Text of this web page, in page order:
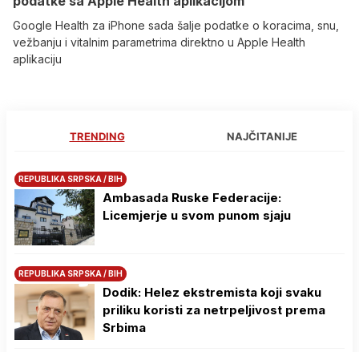
Google Health za iPhone sada šalje podatke o koracima, snu,
vežbanju i vitalnim parametrima direktno u Apple Health
aplikaciju
TRENDING NAJČITANIJE
REPUBLIKA SRPSKA / BIH
Ambasada Ruske Federacije:
Licemjerje u svom punom sjaju
REPUBLIKA SRPSKA / BIH
Dodik: Helez ekstremista koji svaku
priliku koristi za netrpeljivost prema
Srbima